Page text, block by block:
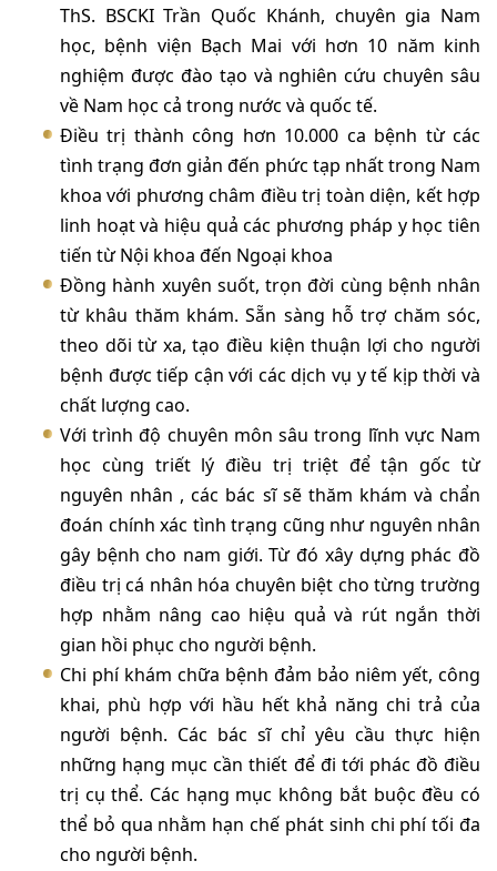
ThS. BSCKI Trần Quốc Khánh, chuyên gia Nam
học, bệnh viện Bạch Mai với hơn 10 năm kinh
nghiệm được đào tạo và nghiên cứu chuyên sâu
về Nam học cả trong nước và quốc tế.
Điều trị thành công hơn 10.000 ca bệnh từ các
tình trạng đơn giản đến phức tạp nhất trong Nam
khoa với phương châm điều trị toàn diện, kết hợp
linh hoạt và hiệu quả các phương pháp y học tiên
tiến từ Nội khoa đến Ngoại khoa
Đồng hành xuyên suốt, trọn đời cùng bệnh nhân
từ khâu thăm khám. Sẵn sàng hỗ trợ chăm sóc,
theo dõi từ xa, tạo điều kiện thuận lợi cho người
bệnh được tiếp cận với các dịch vụ y tế kịp thời và
chất lượng cao.
Với trình độ chuyên môn sâu trong lĩnh vực Nam
học cùng triết lý điều trị triệt để tận gốc từ
nguyên nhân , các bác sĩ sẽ thăm khám và chẩn
đoán chính xác tình trạng cũng như nguyên nhân
gây bệnh cho nam giới. Từ đó xây dựng phác đồ
điều trị cá nhân hóa chuyên biệt cho từng trường
hợp nhằm nâng cao hiệu quả và rút ngắn thời
gian hồi phục cho người bệnh.
Chi phí khám chữa bệnh đảm bảo niêm yết, công
khai, phù hợp với hầu hết khả năng chi trả của
người bệnh. Các bác sĩ chỉ yêu cầu thực hiện
những hạng mục cần thiết để đi tới phác đồ điều
trị cụ thể. Các hạng mục không bắt buộc đều có
thể bỏ qua nhằm hạn chế phát sinh chi phí tối đa
cho người bệnh.